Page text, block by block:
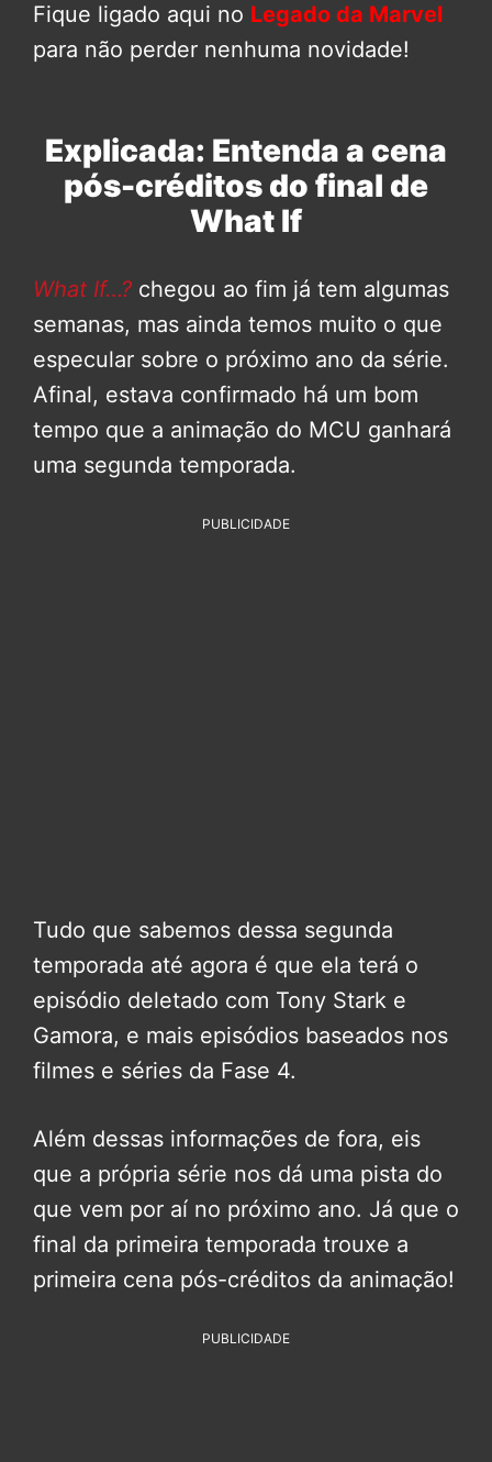
Fique ligado aqui no Legado da Marvel
para não perder nenhuma novidade!
Explicada: Entenda a cena
pós-créditos do final de
What If
What If…? chegou ao fim já tem algumas
semanas, mas ainda temos muito o que
especular sobre o próximo ano da série.
Afinal, estava confirmado há um bom
tempo que a animação do MCU ganhará
uma segunda temporada.
PUBLICIDADE
Tudo que sabemos dessa segunda
temporada até agora é que ela terá o
episódio deletado com Tony Stark e
Gamora, e mais episódios baseados nos
filmes e séries da Fase 4.
Além dessas informações de fora, eis
que a própria série nos dá uma pista do
que vem por aí no próximo ano. Já que o
final da primeira temporada trouxe a
primeira cena pós-créditos da animação!
PUBLICIDADE